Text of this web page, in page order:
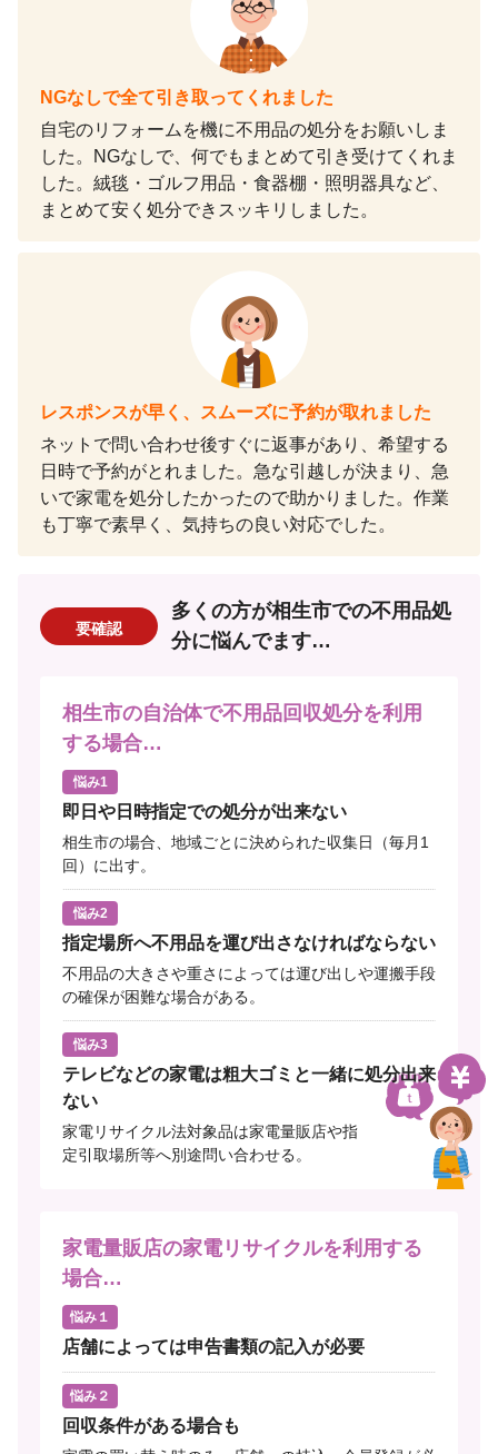
NGなしで全て引き取ってくれました
自宅のリフォームを機に不用品の処分をお願いしま
した。NGなしで、何でもまとめて引き受けてくれま
した。絨毯・ゴルフ用品・食器棚・照明器具など、
まとめて安く処分できスッキリしました。
レスポンスが早く、スムーズに予約が取れました
ネットで問い合わせ後すぐに返事があり、希望する
日時で予約がとれました。急な引越しが決まり、急
いで家電を処分したかったので助かりました。作業
も丁寧で素早く、気持ちの良い対応でした。
要確認
多くの方が相生市での不用品処
分に悩んでます…
相生市の自治体で不用品回収処分を利用
する場合…
悩み1
即日や日時指定での処分が出来ない
相生市の場合、地域ごとに決められた収集日（毎月1
回）に出す。
悩み2
指定場所へ不用品を運び出さなければならない
不用品の大きさや重さによっては運び出しや運搬手段
の確保が困難な場合がある。
悩み3
テレビなどの家電は粗大ゴミと一緒に処分出来
ない
家電リサイクル法対象品は家電量販店や指
定引取場所等へ別途問い合わせる。
家電量販店の家電リサイクルを利用する
場合…
悩み１
店舗によっては申告書類の記入が必要
悩み２
回収条件がある場合も